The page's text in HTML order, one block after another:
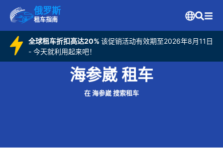
俄罗斯
租车指南
全球租车折扣高达20% 该促销活动有效期至2026年8月11日
- 今天就利用起来吧！
海参崴 租车
在 海参崴 搜索租车